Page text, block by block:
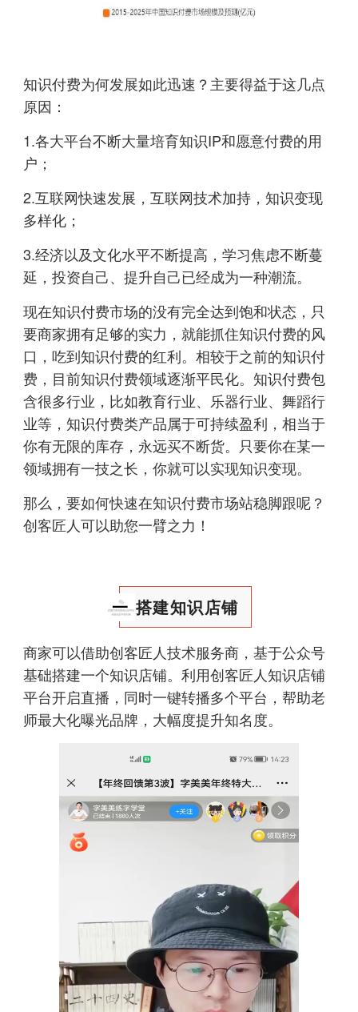
知识付费为何发展如此迅速？主要得益于这几点
原因：
1.各大平台不断大量培育知识IP和愿意付费的用
户；
2.互联网快速发展，互联网技术加持，知识变现
多样化；
3.经济以及文化水平不断提高，学习焦虑不断蔓
延，投资自己、提升自己已经成为一种潮流。
现在知识付费市场的没有完全达到饱和状态，只
要商家拥有足够的实力，就能抓住知识付费的风
口，吃到知识付费的红利。相较于之前的知识付
费，目前知识付费领域逐渐平民化。知识付费包
含很多行业，比如教育行业、乐器行业、舞蹈行
业等，知识付费类产品属于可持续盈利，相当于
你有无限的库存，永远买不断货。 只要你在某一
领域拥有一技之长，你就可以实现知识变现。
那么，要如何快速在知识付费市场站稳脚跟呢？
创客匠人可以助您一臂之力！
一 搭建知识店铺
商家可以借助创客匠人技术服务商，基于公众号
基础搭建一个知识店铺。利用创客匠人知识店铺
平台开启直播，同时一键转播多个平台，帮助老
师最大化曝光品牌，大幅度提升知名度。